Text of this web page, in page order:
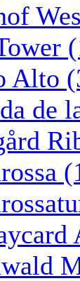
Alto
de